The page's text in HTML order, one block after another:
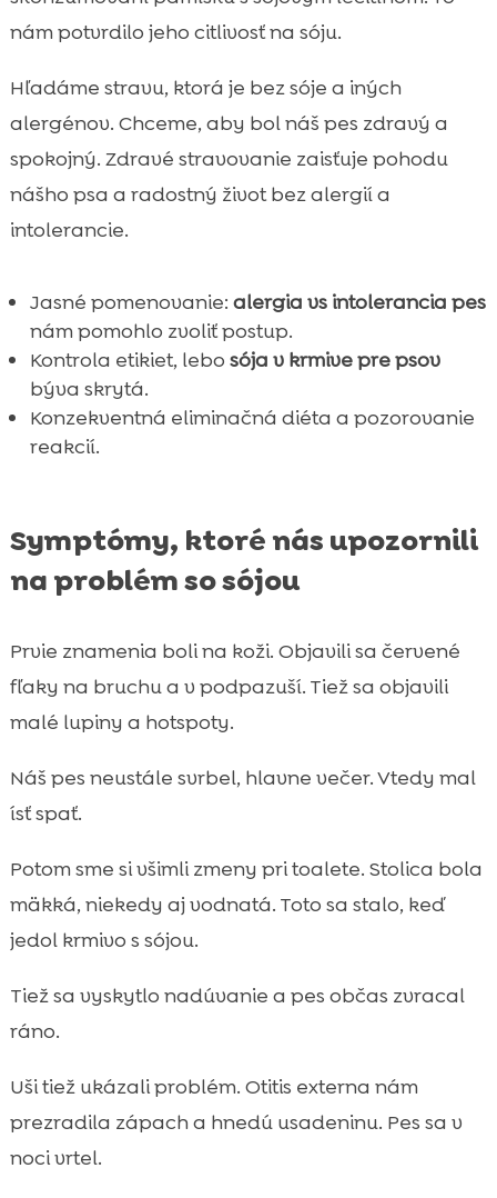
nám potvrdilo jeho citlivosť na sóju.
Hľadáme stravu, ktorá je bez sóje a iných
alergénov. Chceme, aby bol náš pes zdravý a
spokojný. Zdravé stravovanie zaisťuje pohodu
nášho psa a radostný život bez alergií a
intolerancie.
Jasné pomenovanie: alergia vs intolerancia pes
nám pomohlo zvoliť postup.
Kontrola etikiet, lebo sója v krmive pre psov
býva skrytá.
Konzekventná eliminačná diéta a pozorovanie
reakcií.
Symptómy, ktoré nás upozornili
na problém so sójou
Prvie znamenia boli na koži. Objavili sa červené
fľaky na bruchu a v podpazuší. Tiež sa objavili
malé lupiny a hotspoty.
Náš pes neustále svrbel, hlavne večer. Vtedy mal
ísť spať.
Potom sme si všimli zmeny pri toalete. Stolica bola
mäkká, niekedy aj vodnatá. Toto sa stalo, keď
jedol krmivo s sójou.
Tiež sa vyskytlo nadúvanie a pes občas zvracal
ráno.
Uši tiež ukázali problém. Otitis externa nám
prezradila zápach a hnedú usadeninu. Pes sa v
noci vrtel.